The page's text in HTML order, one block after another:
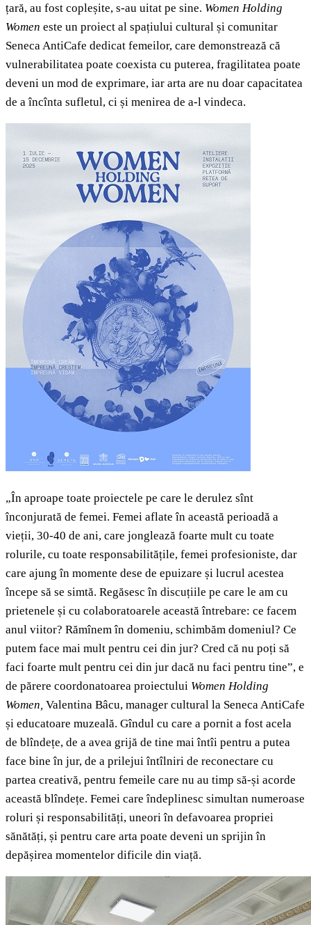
țară, au fost copleșite, s-au uitat pe sine. Women Holding
Women este un proiect al spațiului cultural și comunitar
Seneca AntiCafe dedicat femeilor, care demonstrează că
vulnerabilitatea poate coexista cu puterea, fragilitatea poate
deveni un mod de exprimare, iar arta are nu doar capacitatea
de a încînta sufletul, ci și menirea de a-l vindeca.
„În aproape toate proiectele pe care le derulez sînt
înconjurată de femei. Femei aflate în această perioadă a
vieții, 30-40 de ani, care jonglează foarte mult cu toate
rolurile, cu toate responsabilitățile, femei profesioniste, dar
care ajung în momente dese de epuizare și lucrul acestea
începe să se simtă. Regăsesc în discuțiile pe care le am cu
prietenele și cu colaboratoarele această întrebare: ce facem
anul viitor? Rămînem în domeniu, schimbăm domeniul? Ce
putem face mai mult pentru cei din jur? Cred că nu poți să
faci foarte mult pentru cei din jur dacă nu faci pentru tine”, e
de părere coordonatoarea proiectului Women Holding
Women, Valentina Bâcu, manager cultural la Seneca AntiCafe
și educatoare muzeală. Gîndul cu care a pornit a fost acela
de blîndețe, de a avea grijă de tine mai întîi pentru a putea
face bine în jur, de a prilejui întîlniri de reconectare cu
partea creativă, pentru femeile care nu au timp să-și acorde
această blîndețe. Femei care îndeplinesc simultan numeroase
roluri și responsabilități, uneori în defavoarea propriei
sănătăți, și pentru care arta poate deveni un sprijin în
depășirea momentelor dificile din viață.